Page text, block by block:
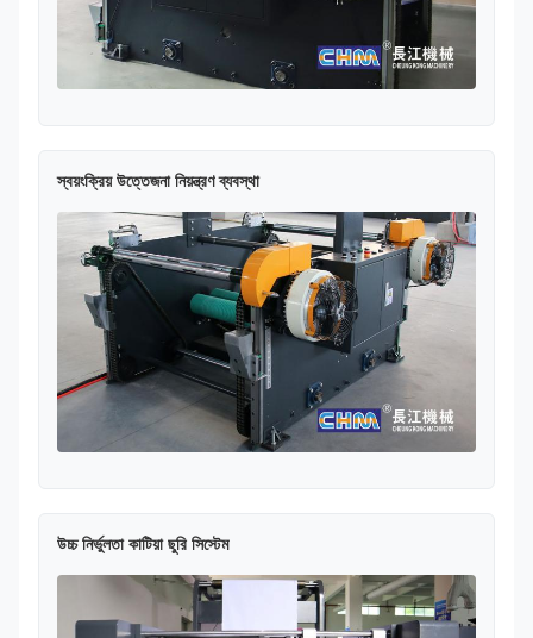
স্বয়ংক্রিয় উত্তেজনা নিয়ন্ত্রণ ব্যবস্থা
উচ্চ নির্ভুলতা কাটিয়া ছুরি সিস্টেম